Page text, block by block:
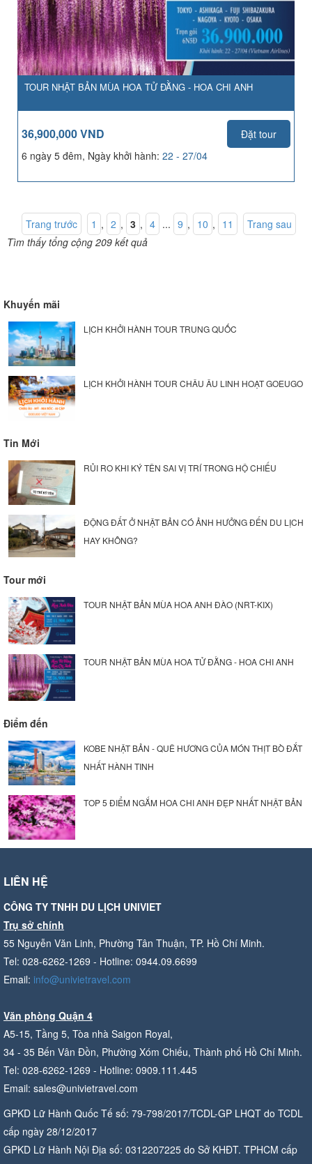
TOUR NHẬT BẢN MÙA HOA TỬ ĐẰNG - HOA CHI ANH
36,900,000 VND
Đặt tour
6 ngày 5 đêm, Ngày khởi hành: 22 - 27/04
Trang trước 1 , 2 , 3 , 4 ... 9 , 10 , 11
Trang sau
Tìm thấy tổng cộng 209 kết quả
Khuyến mãi
LỊCH KHỞI HÀNH TOUR TRUNG QUỐC
LỊCH KHỞI HÀNH TOUR CHÂU ÂU LINH HOẠT GOEUGO
Tin Mới
RỦI RO KHI KÝ TÊN SAI VỊ TRÍ TRONG HỘ CHIẾU
ĐỘNG ĐẤT Ở NHẬT BẢN CÓ ẢNH HƯỞNG ĐẾN DU LỊCH
HAY KHÔNG?
Tour mới
TOUR NHẬT BẢN MÙA HOA ANH ĐÀO (NRT-KIX)
TOUR NHẬT BẢN MÙA HOA TỬ ĐẰNG - HOA CHI ANH
Điểm đến
KOBE NHẬT BẢN - QUÊ HƯƠNG CỦA MÓN THỊT BÒ ĐẮT
NHẤT HÀNH TINH
TOP 5 ĐIỂM NGẮM HOA CHI ANH ĐẸP NHẤT NHẬT BẢN
LIÊN HỆ
CÔNG TY TNHH DU LỊCH UNIVIET
Trụ sở chính
55 Nguyễn Văn Linh, Phường Tân Thuận, TP. Hồ Chí Minh.
Tel: 028-6262-1269 - Hotline: 0944.09.6699
Email: info@univietravel.com
Văn phòng Quận 4
A5-15, Tầng 5, Tòa nhà Saigon Royal,
34 - 35 Bến Vân Đồn, Phường Xóm Chiếu, Thành phố Hồ Chí Minh.
Tel: 028-6262-1269 - Hotline: 0909.111.445
Email: sales@univietravel.com
GPKD Lữ Hành Quốc Tế số: 79-798/2017/TCDL-GP LHQT do TCDL
cấp ngày 28/12/2017
GPKD Lữ Hành Nội Địa số: 0312207225 do Sở KHĐT. TPHCM cấp